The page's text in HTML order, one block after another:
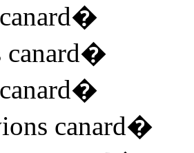
�
canard�
�
canard�